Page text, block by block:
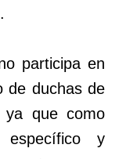
.
participa en
de duchas de
ya que como
específico y